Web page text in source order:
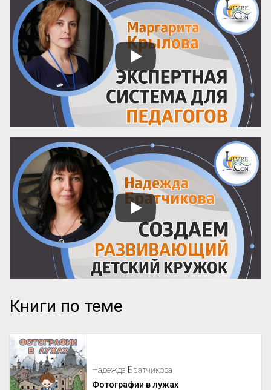
Почему можно доверять анонсу?
Содержание публичного объявления
почти всегда отражает суть самой
программы. Если организаторы вложили
силы в качественный курс, они
обязательно напишут об этом конкретно.
И наоборот: размытые фразы и
отсутствие деталей – верный ...
Книги по теме
Надежда Братчикова
Фотографии в лужах